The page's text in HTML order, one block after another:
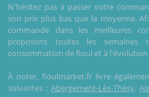
N'hésitez pas à passer votre
son prix plus bas que la moyenne.
commande dans les meilleures
proposons toutes les semaines
consommation de fioul et à
À noter, fioulmarket.fr livre
suivantes : Abergement-Lès-Thésy,